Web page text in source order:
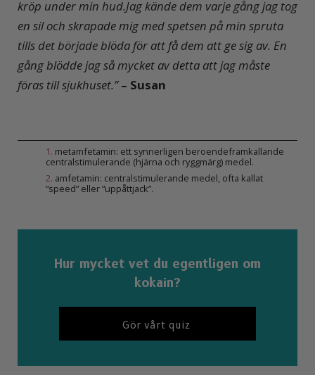
kröp under min hud.Jag kände dem varje gång jag tog
en sil och skrapade mig med spetsen på min spruta
tills det började blöda för att få dem att ge sig av. En
gång blödde jag så mycket av detta att jag måste
föras till sjukhuset.”– Susan
1. metamfetamin: ett synnerligen beroendeframkallande
centralstimulerande (hjärna och ryggmärg) medel.
2. amfetamin: centralstimulerande medel, ofta kallat
”speed” eller ”uppåttjack”.
Hur mycket vet du egentligen om
kokain?
Gör vårt quiz